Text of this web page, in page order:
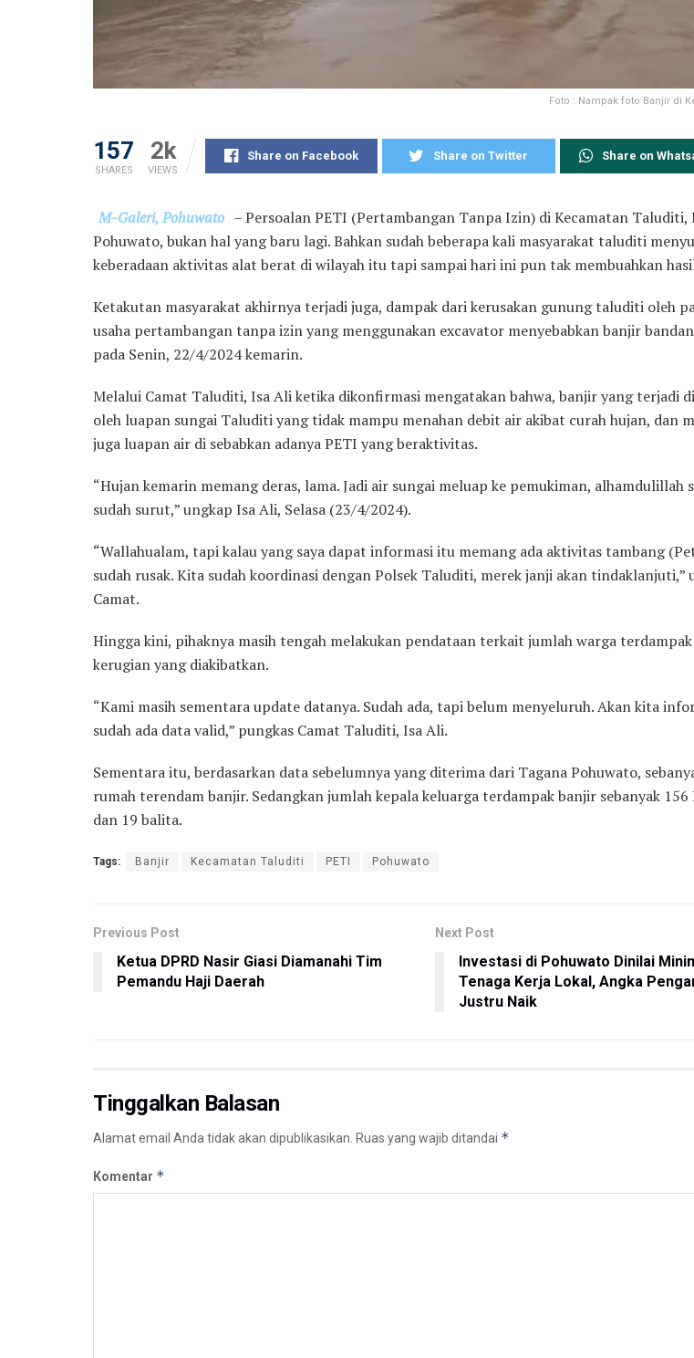
Foto : Nampak foto Banjir di
157
SHARES
2k
VIEWS
Share on Facebook Share on Twitter Share on
M-Galeri, Pohuwato – Persoalan PETI (Pertambangan Tanpa Izin) di Kecamatan Taluditi,
Pohuwato, bukan hal yang baru lagi. Bahkan sudah beberapa kali masyarakat taluditi
keberadaan aktivitas alat berat di wilayah itu tapi sampai hari ini pun tak membuahkan
Ketakutan masyarakat akhirnya terjadi juga, dampak dari kerusakan gunung taluditi oleh
usaha pertambangan tanpa izin yang menggunakan excavator menyebabkan banjir
pada Senin, 22/4/2024 kemarin.
Melalui Camat Taluditi, Isa Ali ketika dikonfirmasi mengatakan bahwa, banjir yang terjadi
oleh luapan sungai Taluditi yang tidak mampu menahan debit air akibat curah hujan, dan
juga luapan air di sebabkan adanya PETI yang beraktivitas.
“Hujan kemarin memang deras, lama. Jadi air sungai meluap ke pemukiman, alhamdulillah
sudah surut,” ungkap Isa Ali, Selasa (23/4/2024).
“Wallahualam, tapi kalau yang saya dapat informasi itu memang ada aktivitas tambang
sudah rusak. Kita sudah koordinasi dengan Polsek Taluditi, merek janji akan tindaklanjuti,”
Camat.
Hingga kini, pihaknya masih tengah melakukan pendataan terkait jumlah warga
kerugian yang diakibatkan.
“Kami masih sementara update datanya. Sudah ada, tapi belum menyeluruh. Akan kita
sudah ada data valid,” pungkas Camat Taluditi, Isa Ali.
Sementara itu, berdasarkan data sebelumnya yang diterima dari Tagana Pohuwato,
rumah terendam banjir. Sedangkan jumlah kepala keluarga terdampak banjir sebanyak 156
dan 19 balita.
Tags: Banjir Kecamatan Taluditi PETI Pohuwato
Previous Post
Ketua DPRD Nasir Giasi Diamanahi Tim
Pemandu Haji Daerah
Next Post
Investasi di Pohuwato Dinilai
Tenaga Kerja Lokal, Angka
Justru Naik
Tinggalkan Balasan
Alamat email Anda tidak akan dipublikasikan. Ruas yang wajib ditandai *
Komentar *